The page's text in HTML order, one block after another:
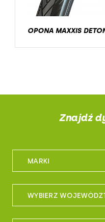
OPONA MAXXIS
Znajdź
MARKI
m_bike
maxxis
WYBIERZ
woj. dolnośląskie